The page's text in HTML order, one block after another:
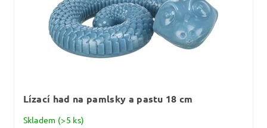
Lízací had na pamlsky a pastu 18 cm
Skladem (>5 ks)